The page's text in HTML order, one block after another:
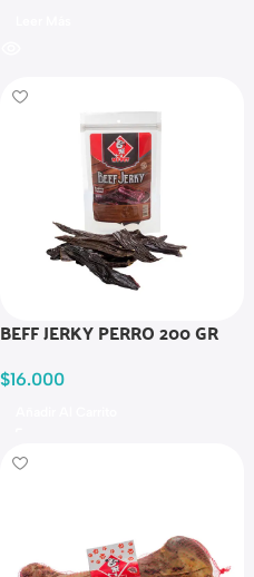
BEFF JERKY PERRO 200 GR
$16.000